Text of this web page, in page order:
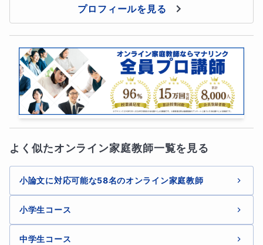
プロフィールを見る
よく似たオンライン家庭教師一覧を見る
小論文に対応可能な58名のオンライン家庭教師
小学生コース
中学生コース